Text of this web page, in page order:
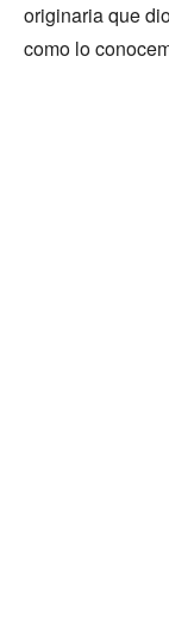
originaria que
como lo